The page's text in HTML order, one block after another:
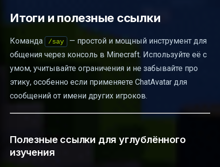
Итоги и полезные ссылки
Команда /say
— простой и мощный инструмент для
общения через консоль в Minecraft. Используйте её с
умом, учитывайте ограничения и не забывайте про
этику, особенно если применяете ChatAvatar для
сообщений от имени других игроков.
Полезные ссылки для углублённого
изучения